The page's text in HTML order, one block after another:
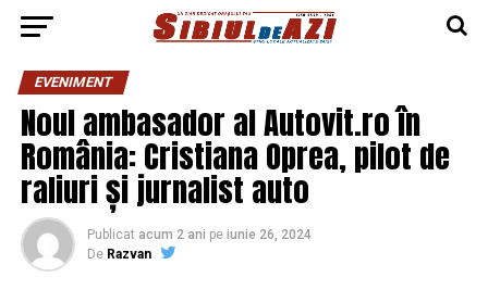
EVENIMENT
Noul ambasador al Autovit.ro în
România: Cristiana Oprea, pilot de
raliuri și jurnalist auto
Publicat acum 2 ani pe iunie 26, 2024
De Razvan